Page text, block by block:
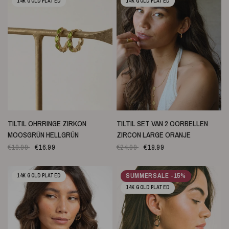
SCHNELLANSICHT
TILTIL OHRRINGE ZIRKON
MOOSGRÜN HELLGRÜN
€19.99 €16.99
SCHNELLANSICHT
TILTIL SET VAN 2 OORBELLEN
ZIRCON LARGE ORANJE
€24.99 €19.99
14K GOLD PLATED SUMMERSALE -15%
14K GOLD PLATED